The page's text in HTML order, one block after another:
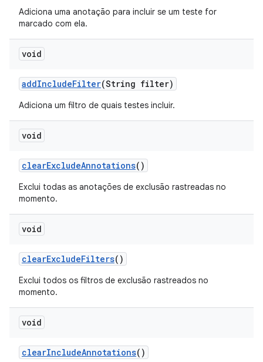
Adiciona uma anotação para incluir se um teste for
marcado com ela.
void
addIncludeFilter(String filter)
Adiciona um filtro de quais testes incluir.
void
clearExcludeAnnotations()
Exclui todas as anotações de exclusão rastreadas no
momento.
void
clearExcludeFilters()
Exclui todos os filtros de exclusão rastreados no
momento.
void
clearIncludeAnnotations()